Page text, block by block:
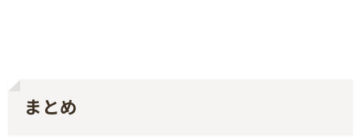
まとめ